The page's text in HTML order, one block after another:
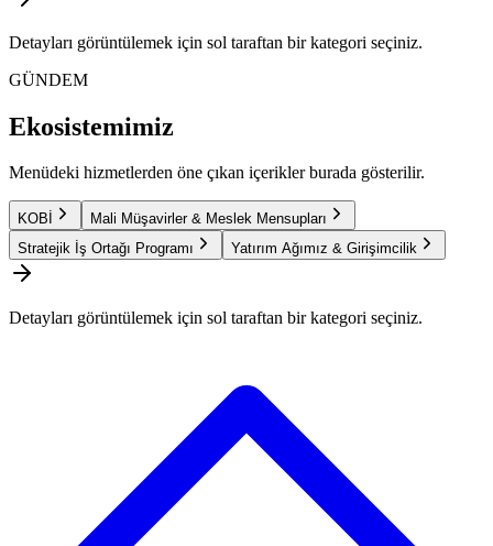
Detayları görüntülemek için sol taraftan bir kategori seçiniz.
GÜNDEM
Ekosistemimiz
Menüdeki hizmetlerden öne çıkan içerikler burada gösterilir.
KOBİ
Mali Müşavirler & Meslek Mensupları
Stratejik İş Ortağı Programı
Yatırım Ağımız & Girişimcilik
Detayları görüntülemek için sol taraftan bir kategori seçiniz.